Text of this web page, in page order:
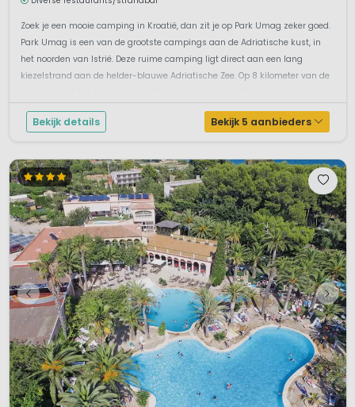
Zoek je een mooie camping in Kroatië, dan zit je op Park Umag zeker goed.
Park Umag is een van de grootste campings aan de Adriatische kust, in
het noorden van Istrië. Deze ruime camping ligt direct aan een lang
kiezelstrand aan de helder-blauwe Adriatische Zee. Op 8 kilometer van de
Bekijk details Bekijk 5 aanbieders